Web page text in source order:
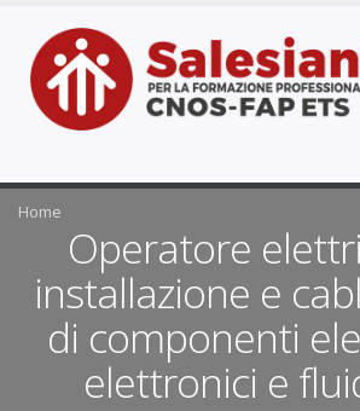
Home
Operatore
installazione e
di componenti
elettronici e